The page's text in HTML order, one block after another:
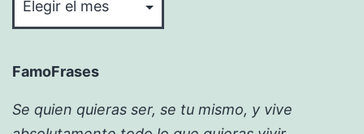
FamoFrases
Se quien quieras ser, se tu mismo, y vive